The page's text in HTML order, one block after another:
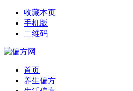
收藏本页
手机版
二维码
首页
养生偏方